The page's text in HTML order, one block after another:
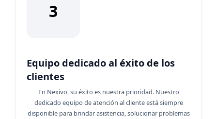
3
Equipo dedicado al éxito de los
clientes
En Nexivo, su éxito es nuestra prioridad. Nuestro
dedicado equipo de atención al cliente está siempre
disponible para brindar asistencia, solucionar problemas